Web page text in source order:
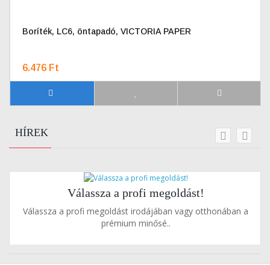
Boríték, LC6, öntapadó, VICTORIA PAPER
6.476 Ft
HÍREK
Válassza a profi megoldást!
Válassza a profi megoldást irodájában vagy otthonában a
prémium minősé..